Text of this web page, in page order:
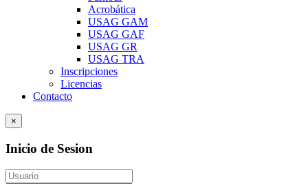
Acrobática
USAG GAM
USAG GAF
USAG GR
USAG TRA
Inscripciones
Licencias
Contacto
×
Inicio de Sesion